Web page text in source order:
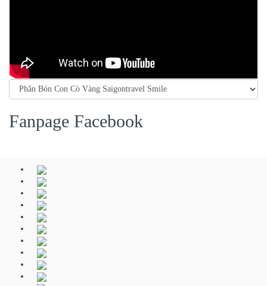
Fanpage Facebook